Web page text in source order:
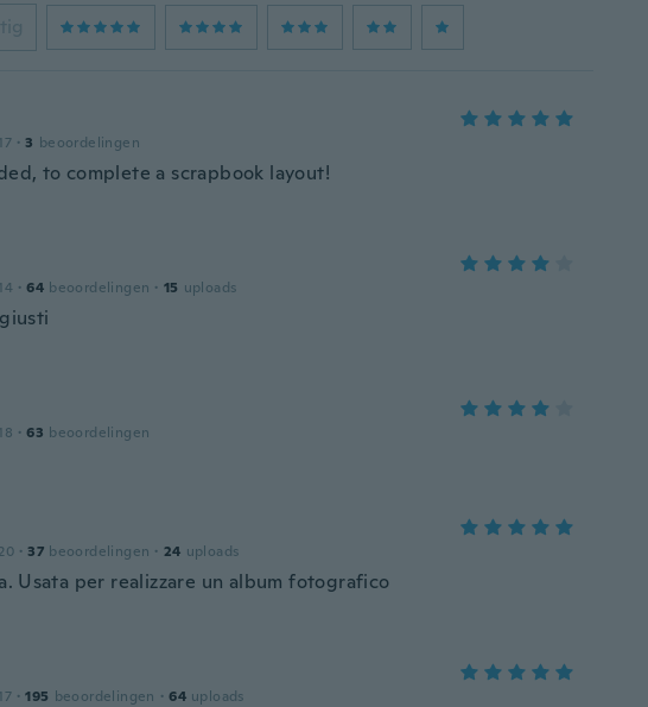
· 3 beoordelingen
to complete a scrapbook layout!
· 64 beoordelingen · 15 uploads
· 63 beoordelingen
· 37 beoordelingen · 24 uploads
Usata per realizzare un album fotografico
· 195 beoordelingen · 64 uploads